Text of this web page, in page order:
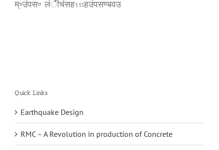
म्.उंपस. लंेीचंसह11/हउंपसण्बवउ
Quick Links
Earthquake Design
RMC – A Revolution in production of Concrete